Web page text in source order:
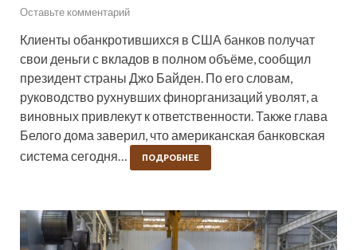
Оставьте комментарий
Клиенты обанкротившихся в США банков получат
свои деньги с вкладов в полном объёме, сообщил
президент страны Джо Байден. По его словам,
руководство рухнувших финорганизаций уволят, а
виновных привлекут к ответственности. Также глава
Белого дома заверил, что американская банковская
система сегодня…
ПОДРОБНЕЕ